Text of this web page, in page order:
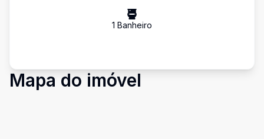
1 Banheiro
Mapa do imóvel